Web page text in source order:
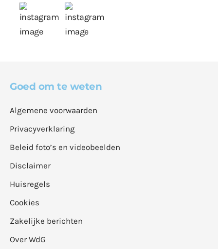
Goed om te weten
Algemene voorwaarden
Privacyverklaring
Beleid foto’s en videobeelden
Disclaimer
Huisregels
Cookies
Zakelijke berichten
Over WdG